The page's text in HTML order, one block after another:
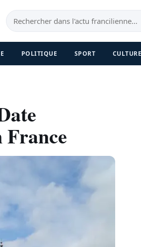
POLITIQUE SPORT CULTURE
France